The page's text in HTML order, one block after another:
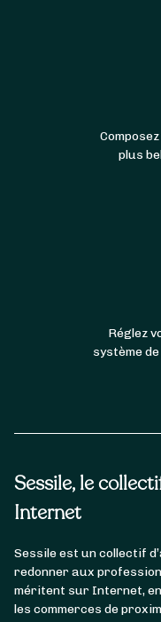
Sessile, le
Internet
Sessile est un collectif
redonner aux
méritent sur Internet,
les commerces de
plus
Réglez
système